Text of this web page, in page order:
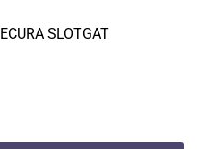
SLOTGAT